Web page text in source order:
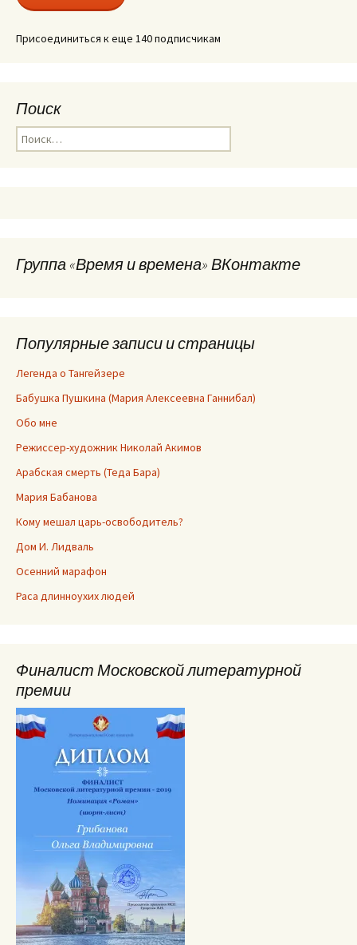
Присоединиться к еще 140 подписчикам
Поиск
Найти:
Группа «Время и времена» ВКонтакте
Популярные записи и страницы
Легенда о Тангейзере
Бабушка Пушкина (Мария Алексеевна Ганнибал)
Обо мне
Режиссер-художник Николай Акимов
Арабская смерть (Теда Бара)
Мария Бабанова
Кому мешал царь-освободитель?
Дом И. Лидваль
Осенний марафон
Раса длинноухих людей
Финалист Московской литературной
премии